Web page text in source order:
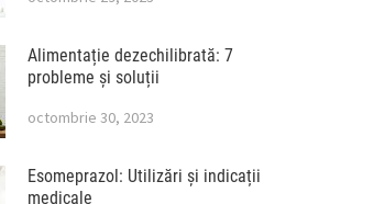
Alimentație dezechilibrată: 7
probleme și soluții
octombrie 30, 2023
Esomeprazol: Utilizări și indicații
medicale